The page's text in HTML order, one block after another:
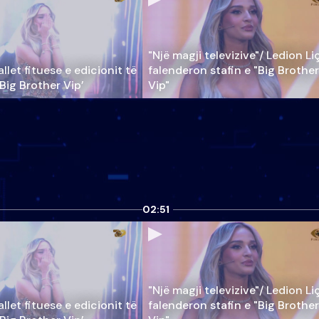
fituese e edicionit të
Brother Vip’
"Një magji televizive"/ Ledion
falenderon stafin e "Big Brother
Vip"
fituese e edicionit të
02:51
"Një magji televizive"/ Ledion
falenderon stafin e "Big Brother